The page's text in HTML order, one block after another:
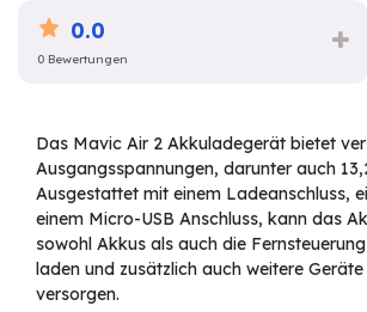
0.0
0 Bewertungen
Das Mavic Air 2 Akkuladegerät bietet
Ausgangsspannungen, darunter auch
Ausgestattet mit einem Ladeanschluss,
einem Micro-USB Anschluss, kann das
sowohl Akkus als auch die
laden und zusätzlich auch weitere
versorgen.